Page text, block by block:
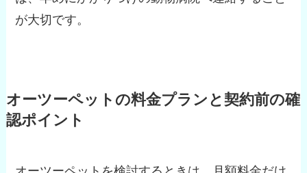
が大切です。
オーツーペットの料金プランと契約前の確
認ポイント